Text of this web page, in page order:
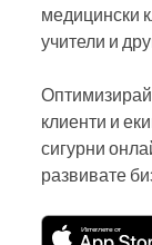
медицински
учители и
клиенти и
сигурни
развивате